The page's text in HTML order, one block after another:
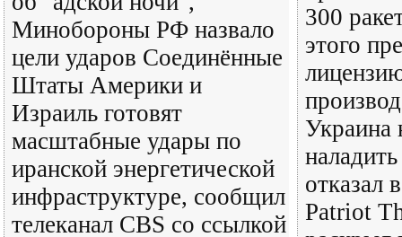
Минобороны РФ назвало
цели ударов Соединённые
Штаты Америки и
Израиль готовят
масштабные удары по
иранской энергетической
инфраструктуре, сообщил
телеканал CBS со ссылкой
300
этого
Украина
отказал
Patriot